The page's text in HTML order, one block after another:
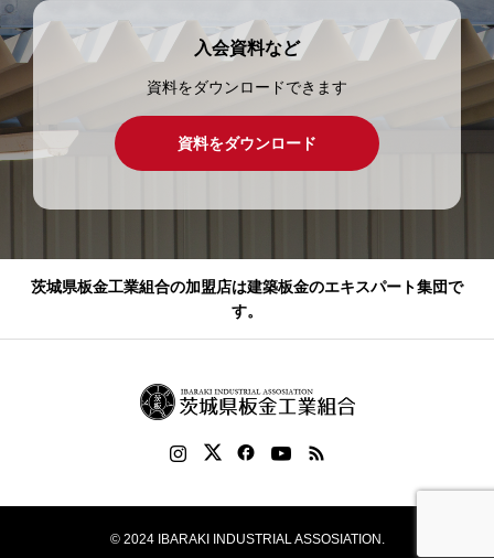
入会資料など
資料をダウンロードできます
資料をダウンロード
茨城県板金工業組合の加盟店は建築板金のエキスパート集団で
す。
© 2024 IBARAKI INDUSTRIAL ASSOSIATION.